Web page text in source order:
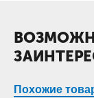
Похожие